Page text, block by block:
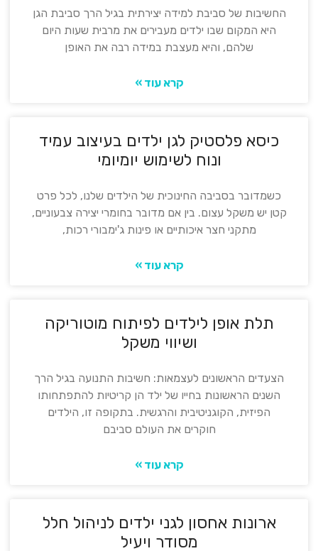
החשיבות של סביבת למידה יצירתית בגיל הרך סביבת הגן
היא המקום שבו ילדים מעבירים את מרבית שעות היום
שלהם, והיא מעצבת במידה רבה את האופן
קרא עוד »
כיסא פלסטיק לגן ילדים בעיצוב עמיד
ונוח לשימוש יומיומי
כשמדובר בסביבה החינוכית של הילדים שלנו, לכל פרט
קטן יש משקל עצום. בין אם מדובר בחומרי יצירה צבעוניים,
מתקני חצר איכותיים או פינות ג'ימבורי רכות,
קרא עוד »
תלת אופן לילדים לפיתוח מוטוריקה
ושיווי משקל
הצעדים הראשונים לעצמאות: חשיבות התנועה בגיל הרך
השנים הראשונות בחייו של ילד הן קריטיות להתפתחותו
הפיזית, הקוגניטיבית והרגשית. בתקופה זו, הילדים
חוקרים את העולם סביבם
קרא עוד »
ארונות אחסון לגני ילדים לניהול חלל
מסודר ויעיל